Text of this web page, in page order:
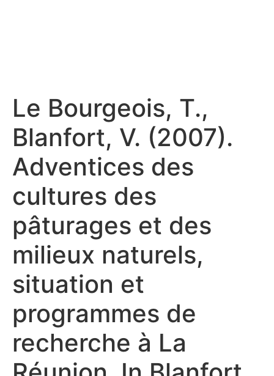
Le Bourgeois, T.,
Blanfort, V. (2007).
Adventices des
cultures des
pâturages et des
milieux naturels,
situation et
programmes de
recherche à La